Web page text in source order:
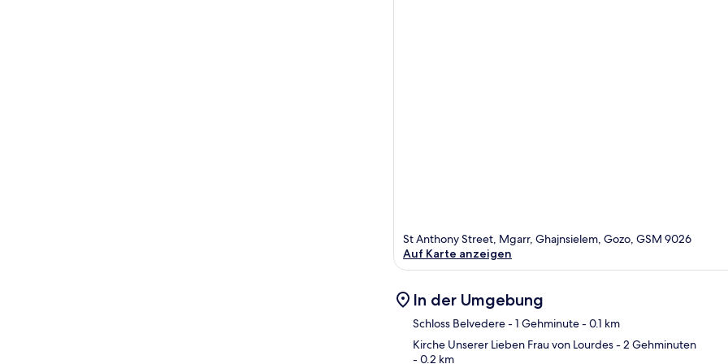
St Anthony Street, Mgarr, Ghajnsielem, Gozo, GSM 9026
Auf Karte anzeigen
In der Umgebung
Schloss Belvedere- 1 Gehminute- 0.1 km
Kirche Unserer Lieben Frau von Lourdes- 2 Gehminuten
- 0.2 km